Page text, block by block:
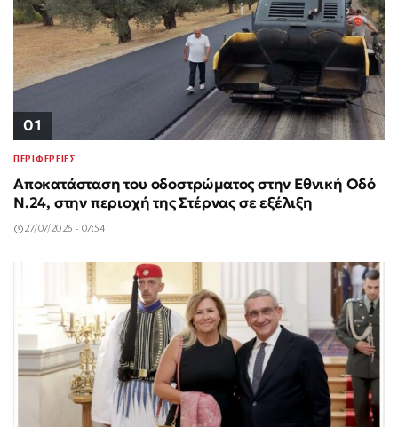
01
ΠΕΡΙΦΕΡΕΙΕΣ
Αποκατάσταση του οδοστρώματος στην Εθνική Οδό
Ν.24, στην περιοχή της Στέρνας σε εξέλιξη
27/07/2026 - 07:54